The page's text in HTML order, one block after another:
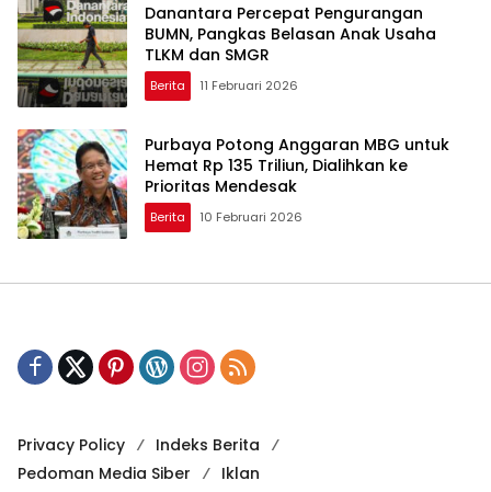
Danantara Percepat Pengurangan
BUMN, Pangkas Belasan Anak Usaha
TLKM dan SMGR
Berita 11 Februari 2026
Purbaya Potong Anggaran MBG untuk
Hemat Rp 135 Triliun, Dialihkan ke
Prioritas Mendesak
Berita 10 Februari 2026
Privacy Policy
Indeks Berita
Pedoman Media Siber
Iklan